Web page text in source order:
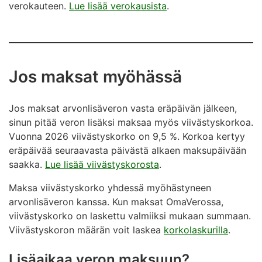
verokauteen. Lue lisää verokausista.
Jos maksat myöhässä
Jos maksat arvonlisäveron vasta eräpäivän jälkeen,
sinun pitää veron lisäksi maksaa myös viivästyskorkoa.
Vuonna 2026 viivästyskorko on 9,5 %. Korkoa kertyy
eräpäivää seuraavasta päivästä alkaen maksupäivään
saakka. Lue lisää viivästyskorosta.
Maksa viivästyskorko yhdessä myöhästyneen
arvonlisäveron kanssa. Kun maksat OmaVerossa,
viivästyskorko on laskettu valmiiksi mukaan summaan.
Viivästyskoron määrän voit laskea korkolaskurilla.